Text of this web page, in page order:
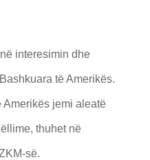
interesimin dhe
të Amerikës.
Amerikës jemi aleatë
thuhet në
së.